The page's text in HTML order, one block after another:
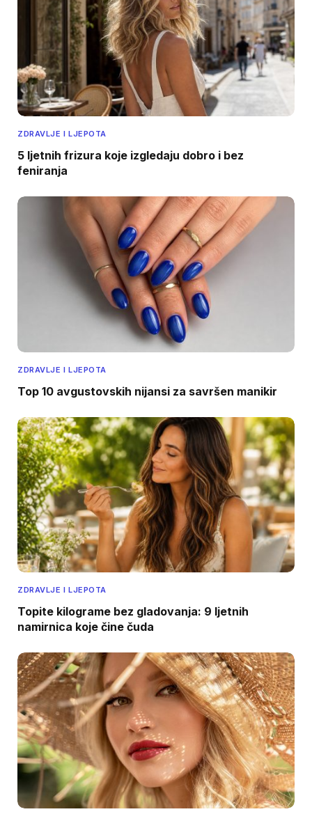
ZDRAVLJE I LJEPOTA
5 ljetnih frizura koje izgledaju dobro i bez
feniranja
ZDRAVLJE I LJEPOTA
Top 10 avgustovskih nijansi za savršen manikir
ZDRAVLJE I LJEPOTA
Topite kilograme bez gladovanja: 9 ljetnih
namirnica koje čine čuda